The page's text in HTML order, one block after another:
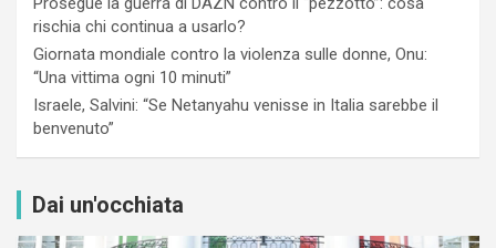
rischia chi continua a usarlo?
Giornata mondiale contro la violenza sulle donne, Onu:
“Una vittima ogni 10 minuti”
Israele, Salvini: “Se Netanyahu venisse in Italia sarebbe il
benvenuto”
Dai un'occhiata